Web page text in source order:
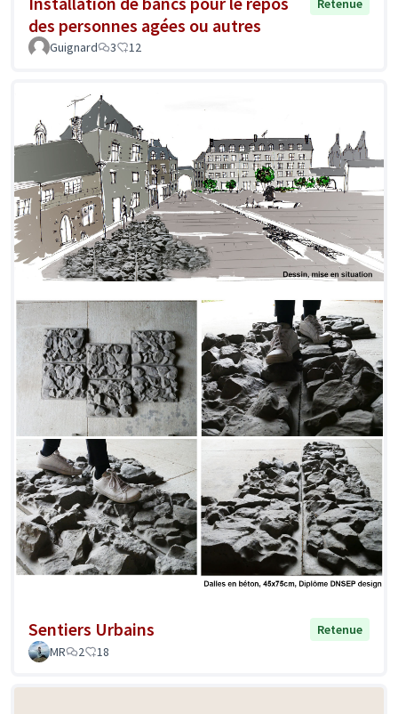
des personnes agées ou autres
Retenue
Guignard 3 12
Sentiers Urbains
Retenue
MR
2 18